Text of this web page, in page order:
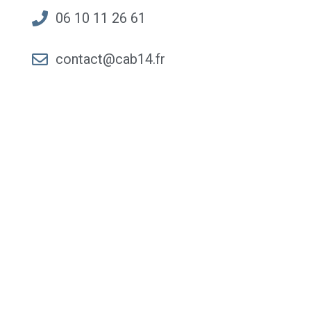
06 10 11 26 61
contact@cab14.fr